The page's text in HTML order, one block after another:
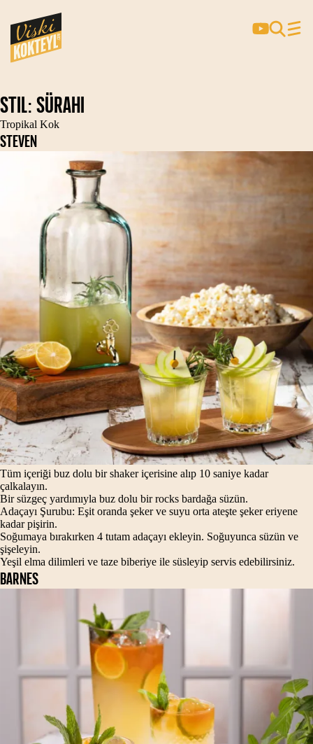
Stil:Sürahi
Tropikal Kok
STEVEN
Tüm içeriği buz dolu bir shaker içerisine alıp 10 saniye kadar
çalkalayın.
Bir süzgeç yardımıyla buz dolu bir rocks bardağa süzün.
Adaçayı Şurubu: Eşit oranda şeker ve suyu orta ateşte şeker eriyene
kadar pişirin.
Soğumaya bırakırken 4 tutam adaçayı ekleyin. Soğuyunca süzün ve
şişeleyin.
Yeşil elma dilimleri ve taze biberiye ile süsleyip servis edebilirsiniz.
BARNES